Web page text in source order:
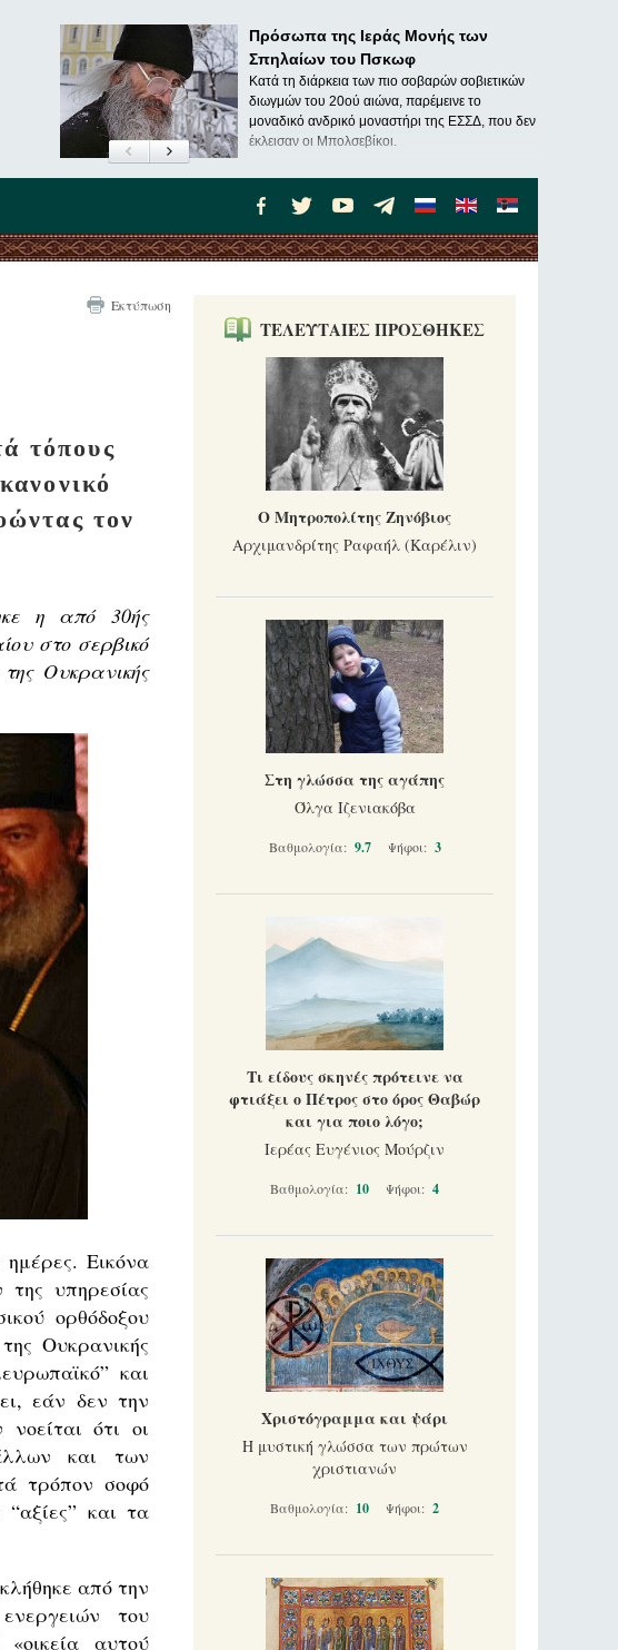
Πρόσωπα της Ιεράς Μονής των
Σπηλαίων του Πσκωφ
Κατά τη διάρκεια των πιο σοβαρών σοβιετικών
διωγμών του 20ού αιώνα, παρέμεινε το
μοναδικό ανδρικό μοναστήρι της ΕΣΣΔ, που δεν
έκλεισαν οι Μπολσεβίκοι.
Εκτύπωση
τόπους
τον
η από 30ής
στο σερβικό
Ουκρανικής
ημέρες. Εικόνα
υπηρεσίας
ορθόδοξου
Ουκρανικής
και
εάν δεν την
ότι οι
και των
τρόπον σοφό
και τα
από την
του
αυτού
ΤΕΛΕΥΤΑΙΕΣ ΠΡΟΣΘΗΚΕΣ
Ο Μητροπολίτης Ζηνόβιος
Αρχιμανδρίτης Ραφαήλ (Καρέλιν)
Στη γλώσσα της αγάπης
Όλγα Ιζενιακόβα
Βαθμολογία: 9.7 Ψήφοι: 3
Τι είδους σκηνές πρότεινε να
φτιάξει ο Πέτρος στο όρος Θαβώρ
και για ποιο λόγο;
Ιερέας Ευγένιος Μούρζιν
Βαθμολογία: 10 Ψήφοι: 4
Χριστόγραμμα και ψάρι
Η μυστική γλώσσα των πρώτων
χριστιανών
Βαθμολογία: 10 Ψήφοι: 2